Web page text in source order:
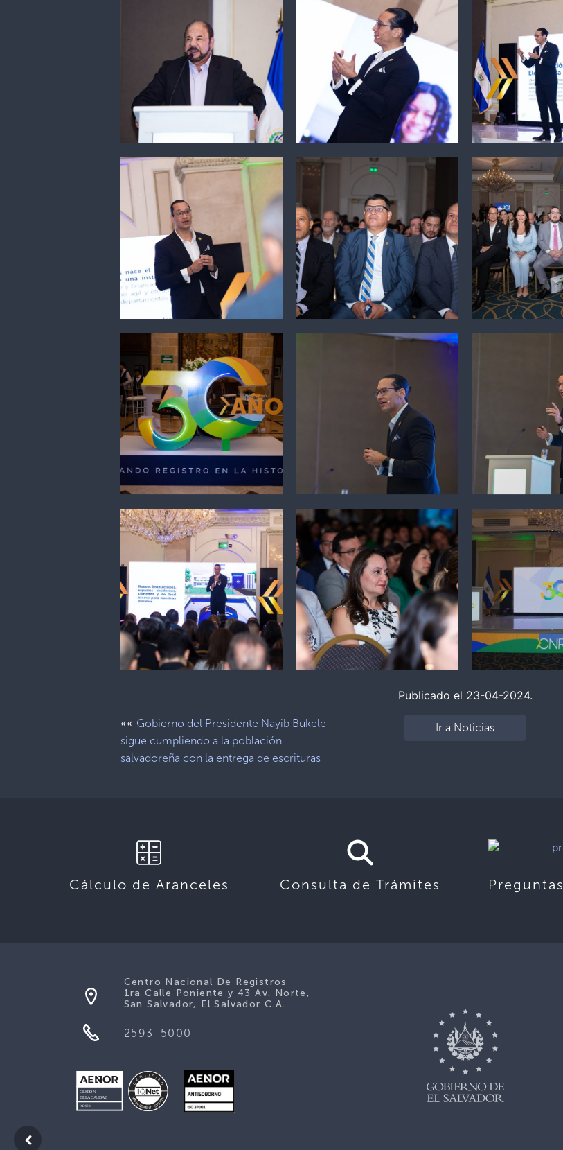
Publicado el 23-04-2024.
«« Gobierno del Presidente Nayib Bukele
sigue cumpliendo a la población
salvadoreña con la entrega de escrituras
Ir a Noticias
Cálculo de Aranceles Consulta de Trámites
Centro Nacional De Registros
1ra Calle Poniente y 43 Av. Norte,
San Salvador, El Salvador C.A.
2593-5000